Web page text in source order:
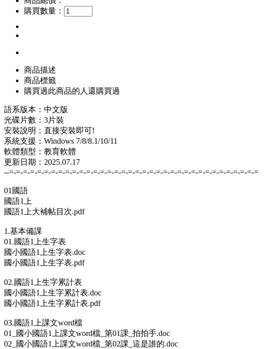
購買數量：
商品描述
商品標籤
購買過此商品的人還購買過
語系版本：中文版
光碟片數：3片裝
安裝說明：直接安裝即可!
系統支援：Windows 7/8/8.1/10/11
軟體類型：教育軟體
更新日期：2025.07.17
--=-=-=-=-=-=-=-=-=-=-=-=-=-=-=-=-=-=-=-=-=-=-=-=-=-=-=-=-=-=-=-=-=-=-=-=
01國語
國語1上
國語1上大補帖目次.pdf
1.基本備課
01.國語1上生字表
國小國語1上生字表.doc
國小國語1上生字表.pdf
02.國語1上生字累計表
國小國語1上生字累計表.doc
國小國語1上生字累計表.pdf
03.國語1上課文word檔
01_國小國語1上課文word檔_第01課_拍拍手.doc
02_國小國語1上課文word檔_第02課_這是誰的.doc